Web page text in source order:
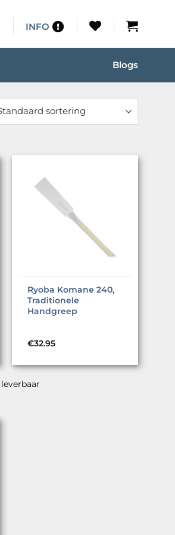
INFO
Blogs
Ryoba Komane 240,
Traditionele
Handgreep
€32.95
leverbaar